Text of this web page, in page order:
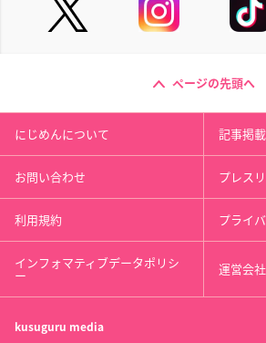
ページの先頭へ
にじめんについて 記事掲
お問い合わせ プレス
利用規約 プライ
インフォマティブデータポリシ
ー 運営会社
kusuguru media